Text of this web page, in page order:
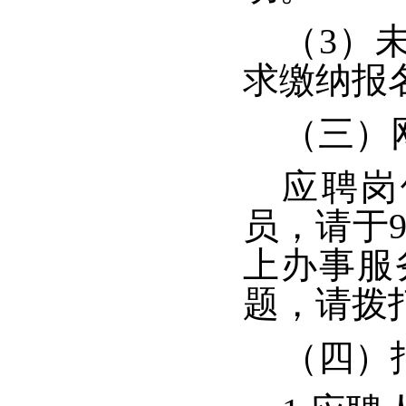
（3）
求缴纳报
（三
应聘
员，请于
上办事服
题，请拨
（四